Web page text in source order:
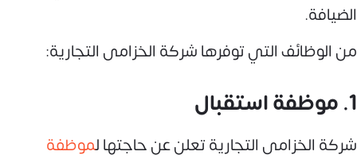
الضيافة.
من الوظائف التي توفرها شركة الخزامى التجارية:
1. موظفة استقبال
شركة الخزامى التجارية تعلن عن حاجتها لموظفة